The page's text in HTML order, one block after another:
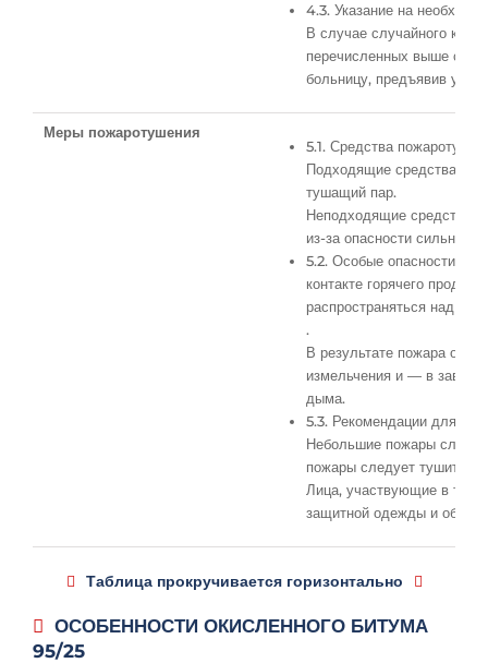
4.3. Указание на
В случае случайного
перечисленных выше
больницу, предъявив
Меры пожаротушения
5.1. Средства
Подходящие средства
тушащий пар.
Неподходящие средства
из-за опасности сильного
5.2. Особые опасности,
контакте горячего
распространяться над
.
В результате пожара
измельчения и — в
дыма.
5.3. Рекомендации для
Небольшие пожары
пожары следует тушить
Лица, участвующие в
защитной одежды и
Таблица прокручивается горизонтально
ОСОБЕННОСТИ ОКИСЛЕННОГО БИТУМА
95/25